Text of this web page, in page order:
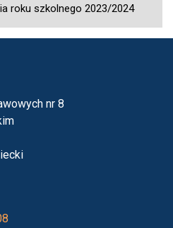
roku szkolnego 2023/2024
nr 8